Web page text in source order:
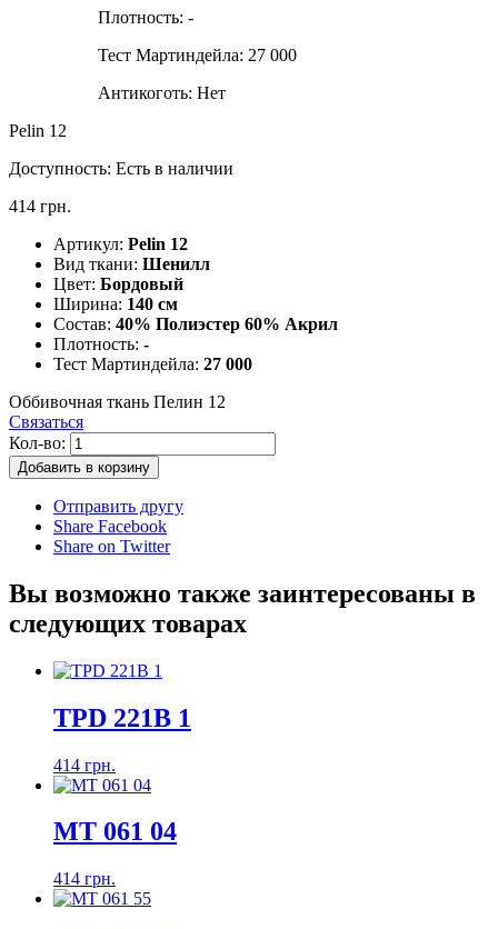
Плотность: -
Тест Мартиндейла: 27 000
Антикоготь: Нет
Pelin 12
Доступность: Есть в наличии
414 грн.
Артикул: Pelin 12
Вид ткани: Шенилл
Цвет: Бордовый
Ширина: 140 см
Состав: 40% Полиэстер 60% Акрил
Плотность: -
Тест Мартиндейла: 27 000
Оббивочная ткань Пелин 12
Связаться
Кол-во:
Добавить в корзину
Отправить другу
Share Facebook
Share on Twitter
Вы возможно также заинтересованы в
следующих товарах
TPD 221B 1
414 грн.
MT 061 04
414 грн.